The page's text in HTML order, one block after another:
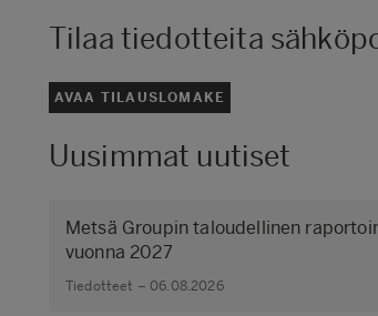
Tilaa tiedotteita
AVAA TILAUSLOMAKE
Uusimmat uutiset
Metsä Groupin taloudellinen
vuonna 2027
Tiedotteet – 06.08.2026